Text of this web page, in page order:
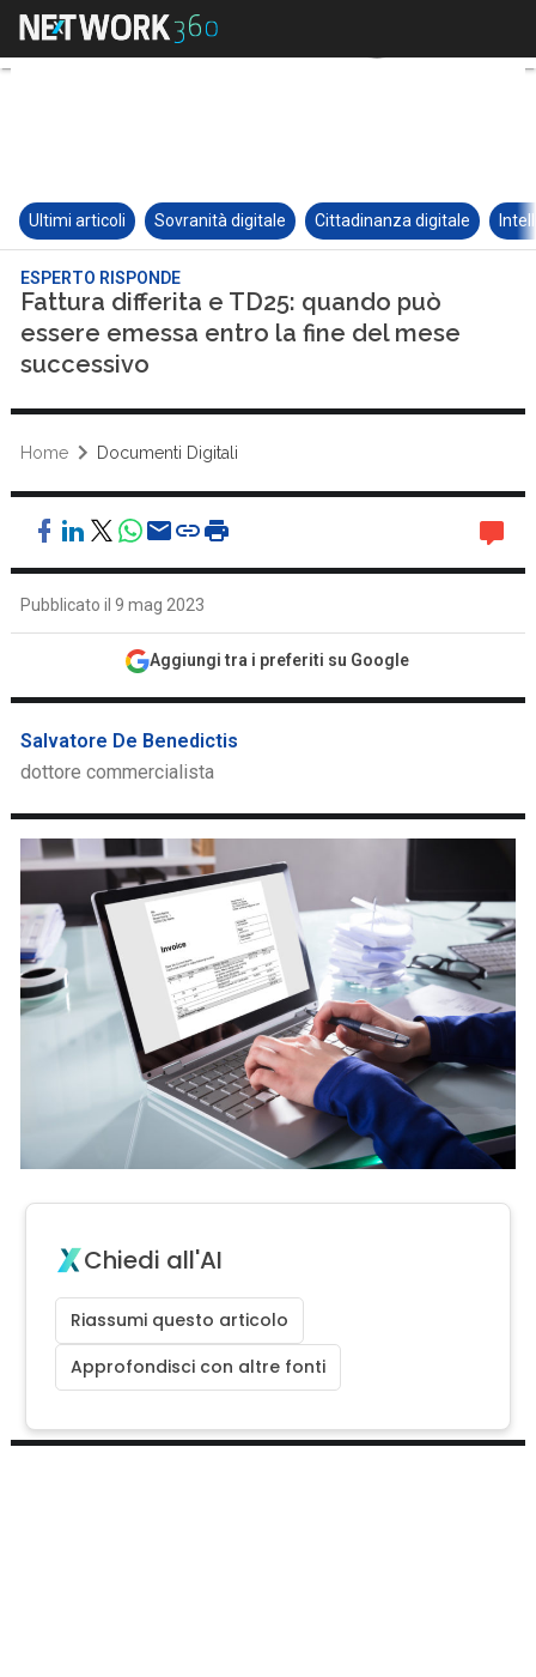
Ultimi articoli Sovranità digitale Cittadinanza digitale
ESPERTO RISPONDE
Fattura differita e TD25: quando può
essere emessa entro la fine del mese
successivo
Home Documenti Digitali
Pubblicato il 9 mag 2023
Aggiungi tra i preferiti su Google
Salvatore De Benedictis
dottore commercialista
Chiedi all'AI
Riassumi questo articolo
Approfondisci con altre fonti